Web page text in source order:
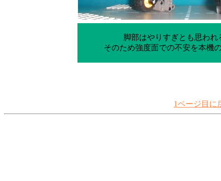
脚部はやりすぎとも思わ
そのため強度面での不安を本機
1ページ目に